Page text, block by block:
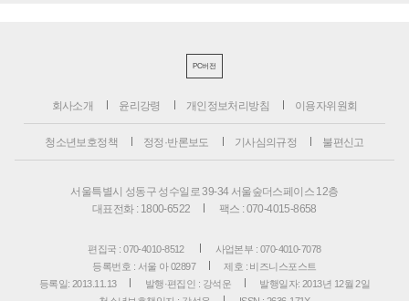
PC버전
회사소개 윤리강령 개인정보처리방침 이용자위원회
청소년보호정책 정정·반론보도 기사심의규정 불편신고
서울특별시 성동구 성수일로 39-34 서울숲더스페이스 12층
대표전화 : 1800-6522
팩스 : 070-4015-8658
편집국 : 070-4010-8512
사업본부 : 070-4010-7078
등록번호 : 서울 아 02897
제호 : 비즈니스포스트
등록일: 2013.11.13
발행·편집인 : 강석운
발행일자: 2013년 12월 2일